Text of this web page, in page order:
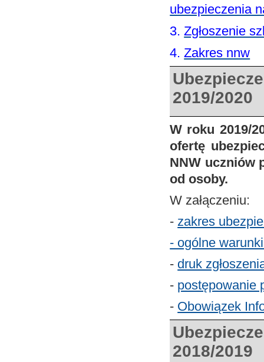
ubezpieczenia
3.Zgłoszenie
4.Zakres nnw
2019/2020
W roku 2019/
ofertę
NNW uczniów
od osoby.
W załączeniu:
- zakres
- ogólne
- druk
- postępowanie
- Obowiązek
2018/2019